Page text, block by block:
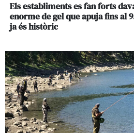
Els establiments es fan forts
enorme de gel que apuja fins al
ja és històric